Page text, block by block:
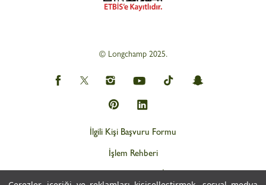
© Longchamp 2025.
İlgili Kişi Başvuru Formu
İşlem Rehberi